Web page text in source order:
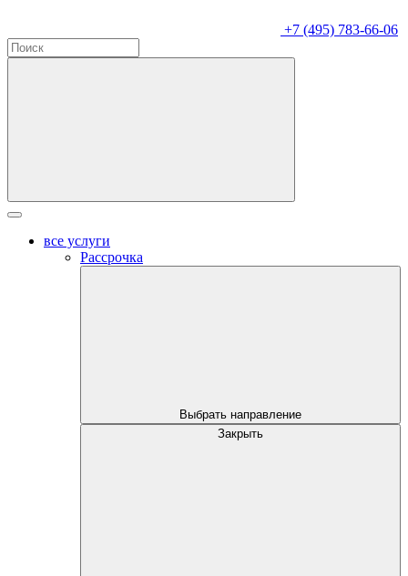
+7 (495) 783-66-06
все услуги
Рассрочка
Выбрать направление
Закрыть